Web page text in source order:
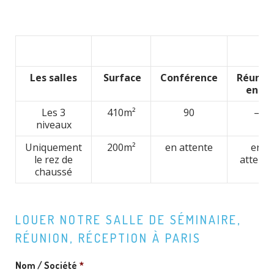
Les salles Surface Conférence
en U
Les 3
niveaux
410m² 90 –
Uniquement
le rez de
chaussé
200m² en attente
en
attente
LOUER NOTRE SALLE DE SÉMINAIRE,
RÉUNION, RÉCEPTION À PARIS
Nom / Société *